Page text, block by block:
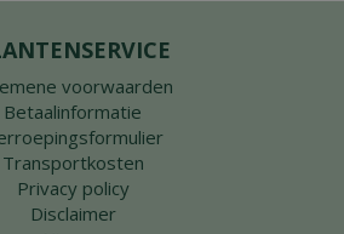
voorwaarden
Betaalinformatie
Transportkosten
Privacy policy
Disclaimer